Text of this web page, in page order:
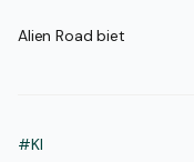
Alien Road biet
#KI